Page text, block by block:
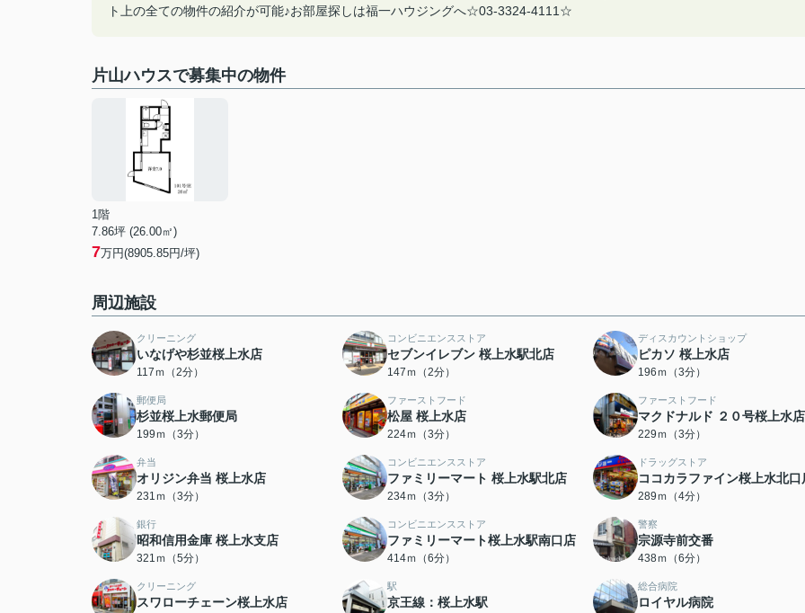
ト上の全ての物件の紹介が可能♪お部屋探しは福一ハウジングへ☆03-3324-4111☆
片山ハウスで募集中の物件
1階
7.86坪 (26.00㎡)
7万円(8905.85円/坪)
周辺施設
クリーニング
いなげや杉並桜上水店
117ｍ（2分）
コンビニエンスストア
セブンイレブン 桜上水駅北店
147ｍ（2分）
ディスカウントショップ
ピカソ 桜上水店
196ｍ（3分）
郵便局
杉並桜上水郵便局
199ｍ（3分）
ファーストフード
松屋 桜上水店
224ｍ（3分）
ファーストフード
マクドナルド ２０号桜上水店
229ｍ（3分）
弁当
オリジン弁当 桜上水店
231ｍ（3分）
コンビニエンスストア
ファミリーマート 桜上水駅北店
234ｍ（3分）
ドラッグストア
ココカラファイン桜上水北口
289ｍ（4分）
銀行
昭和信用金庫 桜上水支店
321ｍ（5分）
コンビニエンスストア
ファミリーマート桜上水駅南口店
414ｍ（6分）
警察
宗源寺前交番
438ｍ（6分）
クリーニング
スワローチェーン桜上水店
駅
京王線：桜上水駅
総合病院
ロイヤル病院